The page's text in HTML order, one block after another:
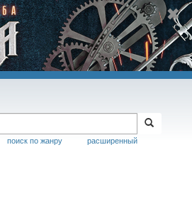
расширенный
поиск по жанру